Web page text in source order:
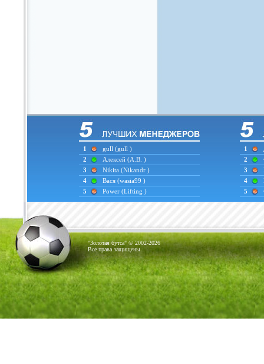
1 gull (gull )
2
Алексей (А.В. )
3
Nikita (Nikandr )
4
Вася (wasia99 )
5
Power (Lifting )
1
2
3
4
5
"Золотая бутса" © 2002-2026
Все права защищены.